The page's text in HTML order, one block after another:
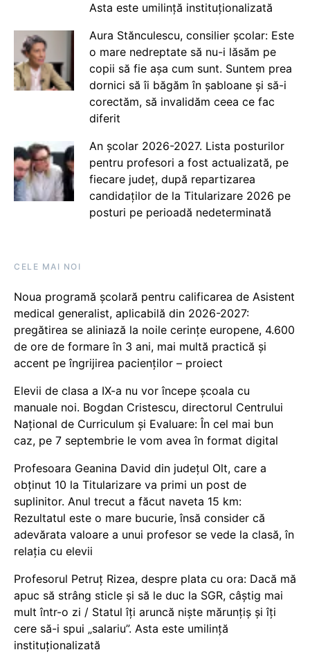
Asta este umilință instituționalizată
Aura Stănculescu, consilier școlar: Este
o mare nedreptate să nu-i lăsăm pe
copii să fie așa cum sunt. Suntem prea
dornici să îi băgăm în șabloane și să-i
corectăm, să invalidăm ceea ce fac
diferit
An școlar 2026-2027. Lista posturilor
pentru profesori a fost actualizată, pe
fiecare județ, după repartizarea
candidaților de la Titularizare 2026 pe
posturi pe perioadă nedeterminată
CELE MAI NOI
Noua programă școlară pentru calificarea de Asistent
medical generalist, aplicabilă din 2026-2027:
pregătirea se aliniază la noile cerințe europene, 4.600
de ore de formare în 3 ani, mai multă practică și
accent pe îngrijirea pacienților – proiect
Elevii de clasa a IX-a nu vor începe școala cu
manuale noi. Bogdan Cristescu, directorul Centrului
Național de Curriculum și Evaluare: În cel mai bun
caz, pe 7 septembrie le vom avea în format digital
Profesoara Geanina David din județul Olt, care a
obținut 10 la Titularizare va primi un post de
suplinitor. Anul trecut a făcut naveta 15 km:
Rezultatul este o mare bucurie, însă consider că
adevărata valoare a unui profesor se vede la clasă, în
relația cu elevii
Profesorul Petruț Rizea, despre plata cu ora: Dacă mă
apuc să strâng sticle și să le duc la SGR, câștig mai
mult într-o zi / Statul îți aruncă niște mărunțiș și îți
cere să-i spui „salariu”. Asta este umilință
instituționalizată